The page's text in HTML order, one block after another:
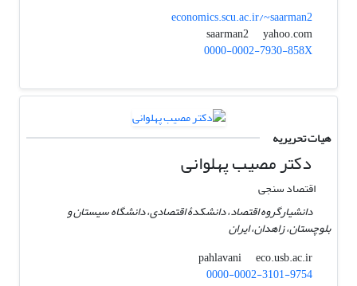
economics.scu.ac.ir/~saarman2
saarman2
yahoo.com
0000-0002-7930-858X
هیات تحریریه
دکتر مصیب پهلوانی
اقتصاد سنجی
دانشیارگروه اقتصاد، دانشکدۀ اقتصادی، دانشگاه سیستان و
بلوچستان، زاهدان، ایران
pahlavani
eco.usb.ac.ir
0000-0002-3101-9754